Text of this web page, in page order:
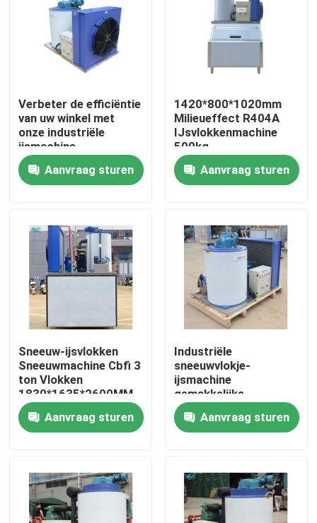
Huis
Producten
Over ons
Fabriekstocht
Neem contact met ons op
Vraag een offerte
Buismachine
grote kubus-ijsmachine
Verbeter de efficiëntie
van uw winkel met
onze industriële
ijsmachine
Aanvraag sturen
1420*800*1020mm
Milieueffect R404A
IJsvlokkenmachine
500kg
Sneeuwvlokkenmachine
DirectAanvraag sturen
Sneeuw-ijsvlokken
Sneeuwmachine Cbfi 3
ton Vlokken
1830*1635*2600MM
10,84kw IJsmachine
Aanvraag sturen
Industriële
sneeuwvlokje-
ijsmachine
gemakkelijke
besturing 2 ton vlokje-
ijsmachine hoge
snelheid
Aanvraag sturen